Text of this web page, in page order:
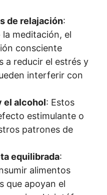
de relajación:
meditación, el
consciente
a reducir el estrés y
interferir con
el alcohol: Estos
estimulante o
patrones de
equilibrada:
alimentos
que apoyan el